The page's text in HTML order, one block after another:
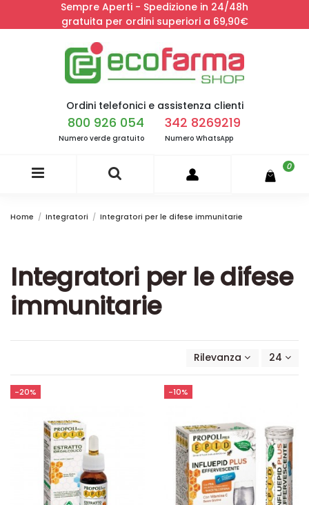
Sempre Aperti - Spedizione in 24/48h
gratuita per ordini superiori a 69,90€
Ordini telefonici e assistenza clienti
800 926 054
Numero verde gratuito
342 8269219
Numero WhatsApp
0
Home Integratori Integratori per le difese immunitarie
Integratori per le difese
immunitarie
Rilevanza 24
-20% -10%